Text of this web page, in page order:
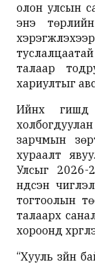
олон улсын
энэ
талаар
хариултыг
Ийнхүү
зарчмын
хураалт
Улсыг 2026-
үндсэн
тогтоолын
талаарх
хороонд
“Хууль зүйн